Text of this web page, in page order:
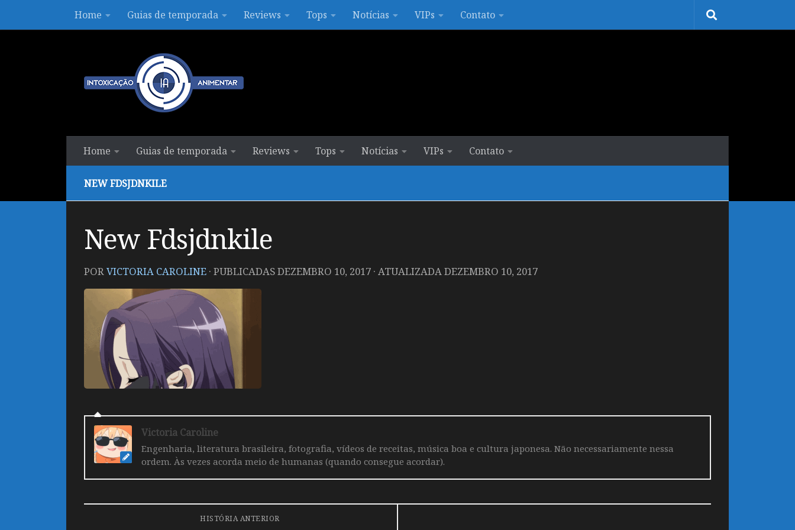
Skip to contentHome Guias de temporada Reviews Tops Notícias VIPs Contato
Home Guias de temporada Reviews Tops Notícias VIPs Contato
NEW FDSJDNKILE
New Fdsjdnkile
PORVICTORIA CAROLINE · PUBLICADASDEZEMBRO 10, 2017 · ATUALIZADADEZEMBRO 10, 2017
Victoria Caroline
Engenharia, literatura brasileira, fotografia, vídeos de receitas, música boa e cultura japonesa. Não necessariamente nessa
ordem. Às vezes acorda meio de humanas (quando consegue acordar).
HISTÓRIA ANTERIOR